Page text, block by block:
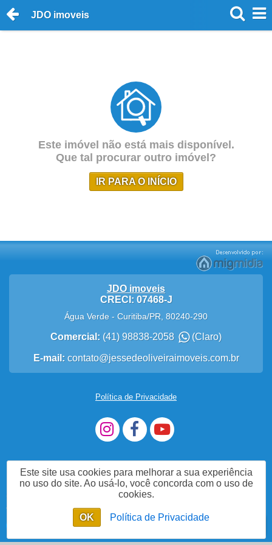
JDO imoveis
Este imóvel não está mais disponível.
Que tal procurar outro imóvel?
IR PARA O INÍCIO
Enviar mensagem
Me Chame no WhatsApp
JDO imoveis
CRECI: 07468-J
Água Verde - Curitiba/PR 80240-290
Comercial: (41) 98838-2058 (Claro)
E-mail: contato@jessedeoliveiraimoveis.com.br
Política de Privacidade
Este site usa cookies para melhorar a sua experiência
no uso do site. Ao usá-lo, você concorda com o uso de
cookies.
OK Política de Privacidade